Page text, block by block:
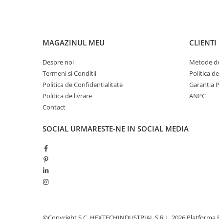
MAGAZINUL MEU
Despre noi
Termeni si Conditii
Politica de Confidentialitate
Politica de livrare
Contact
CLIENTI
Metode
Politica
Garantia
ANPC
SOCIAL URMARESTE-NE IN SOCIAL MEDIA